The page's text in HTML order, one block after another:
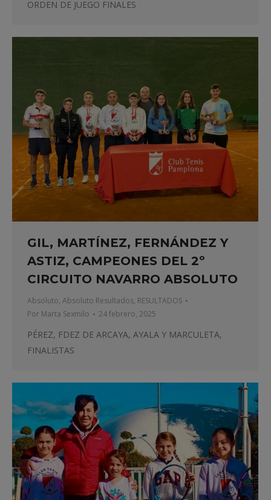
ORDEN DE JUEGO FINALES
GIL, MARTÍNEZ, FERNÁNDEZ Y
ASTIZ, CAMPEONES DEL 2º
CIRCUITO NAVARRO ABSOLUTO
Absoluto, Absoluto Resultados, RESULTADOS
Por Marta Sexmilo 24 febrero, 2025
PÉREZ, FDEZ DE ARCAYA, AYALA Y MARCULETA,
FINALISTAS